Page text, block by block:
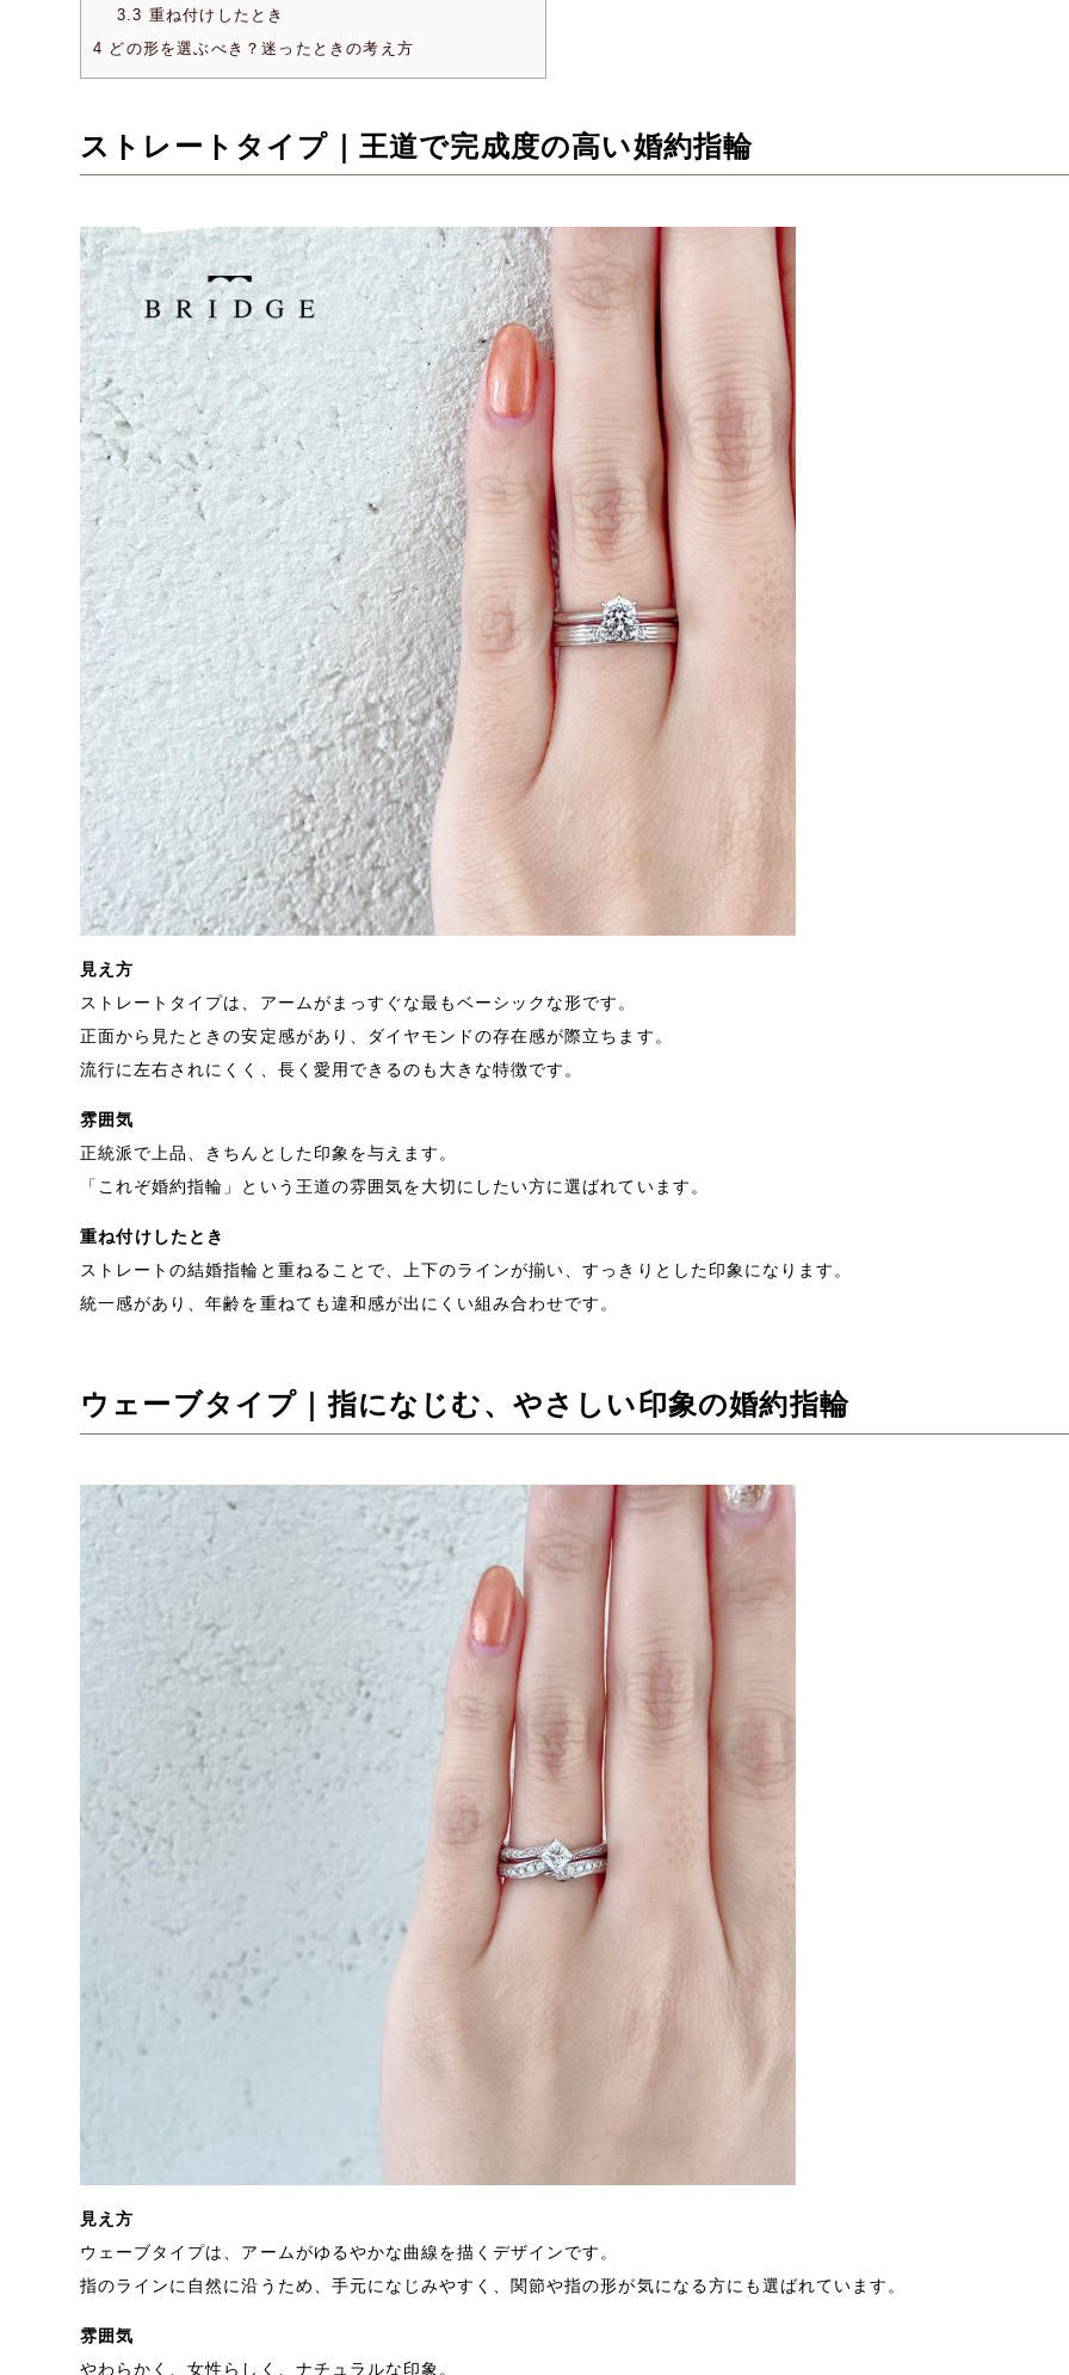
3.3 重ね付けしたとき
4 どの形を選ぶべき？迷ったときの考え方
ストレートタイプ｜王道で完成度の高い婚約指輪
見え方
ストレートタイプは、アームがまっすぐな最もベーシックな形です。
正面から見たときの安定感があり、ダイヤモンドの存在感が際立ちます。
流行に左右されにくく、長く愛用できるのも大きな特徴です。
雰囲気
正統派で上品、きちんとした印象を与えます。
「これぞ婚約指輪」という王道の雰囲気を大切にしたい方に選ばれています。
重ね付けしたとき
ストレートの結婚指輪と重ねることで、上下のラインが揃い、すっきりとした印象になります。
統一感があり、年齢を重ねても違和感が出にくい組み合わせです。
ウェーブタイプ｜指になじむ、やさしい印象の婚約指輪
見え方
ウェーブタイプは、アームがゆるやかな曲線を描くデザインです。
指のラインに自然に沿うため、手元になじみやすく、関節や指の形が気になる方にも選ばれています。
雰囲気
やわらかく、女性らしく、ナチュラルな印象。